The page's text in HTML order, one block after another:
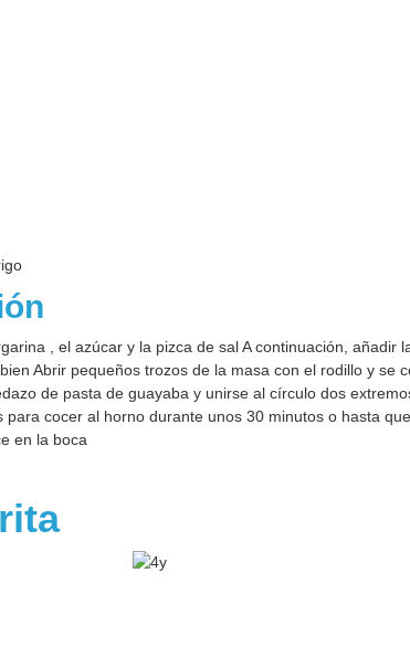
, el azúcar y la pizca de sal A continuación,
Abrir pequeños trozos de la masa con el rodillo y se
de pasta de guayaba y unirse al círculo dos
para cocer al horno durante unos 30 minutos o hasta
en la boca